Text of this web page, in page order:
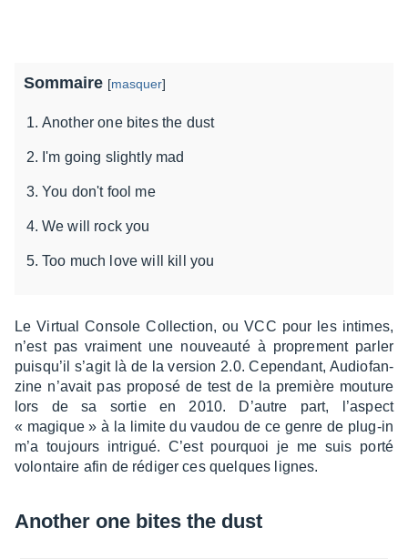
Sommaire [masquer]
Another one bites the dust
I'm going slightly mad
You don't fool me
We will rock you
Too much love will kill you
Le Virtual Console Collec­tion, ou VCC pour les intimes,
n’est pas vrai­ment une nouveauté à propre­ment parler
puisqu’il s’agit là de la version 2.0. Cepen­dant, Audio­fan­
zine n’avait pas proposé de test de la première mouture
lors de sa sortie en 2010. D’autre part, l’as­pect
« magique » à la limite du vaudou de ce genre de plug-in
m’a toujours intri­gué. C’est pourquoi je me suis porté
volon­taire afin de rédi­ger ces quelques lignes.
Another one bites the dust